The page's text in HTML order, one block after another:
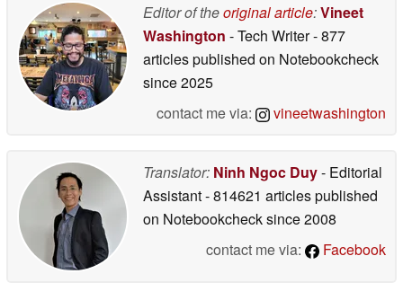
Editor of theoriginal article:Vineet
Washington - Tech Writer- 877
articles published on Notebookcheck
since 2025
contact me via:
vineetwashington
Translator: Ninh Ngoc Duy- Editorial
Assistant- 814621 articles published
on Notebookchecksince 2008
contact me via:
Facebook